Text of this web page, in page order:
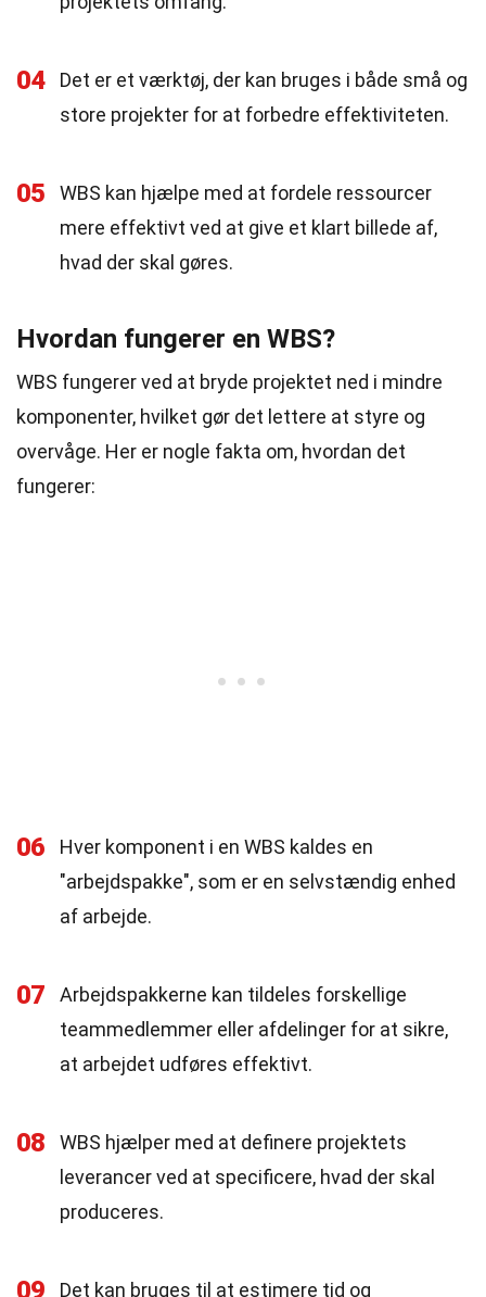
04
Det er et værktøj, der kan bruges i både små og
store projekter for at forbedre effektiviteten.
05
WBS kan hjælpe med at fordele ressourcer
mere effektivt ved at give et klart billede af,
hvad der skal gøres.
Hvordan fungerer en WBS?
WBS fungerer ved at bryde projektet ned i mindre
komponenter, hvilket gør det lettere at styre og
overvåge. Her er nogle fakta om, hvordan det
fungerer:
06
Hver komponent i en WBS kaldes en
"arbejdspakke", som er en selvstændig enhed
af arbejde.
07
Arbejdspakkerne kan tildeles forskellige
teammedlemmer eller afdelinger for at sikre,
at arbejdet udføres effektivt.
08
WBS hjælper med at definere projektets
leverancer ved at specificere, hvad der skal
produceres.
09 Det kan bruges til at estimere tid og